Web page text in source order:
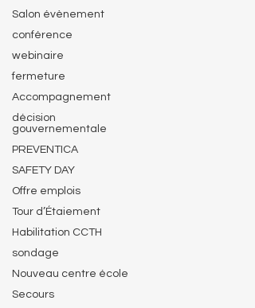
Salon évènement
conférence
webinaire
fermeture
Accompagnement
décision
gouvernementale
PREVENTICA
SAFETY DAY
Offre emplois
Tour d’Étaiement
Habilitation CCTH
sondage
Nouveau centre école
Secours